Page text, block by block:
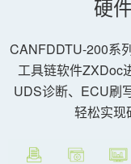
硬
CANFDDTU-200系
工具链软件ZXDoc
UDS诊断、ECU刷
轻松实现